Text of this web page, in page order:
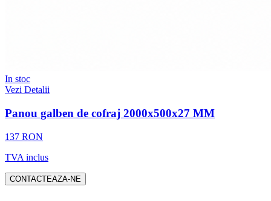
In stoc
Vezi Detalii
Panou galben de cofraj 2000x500x27 MM
137 RON
TVA inclus
CONTACTEAZA-NE